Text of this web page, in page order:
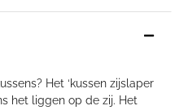
Het ‘kussen zijslaper
het liggen op de zij. Het